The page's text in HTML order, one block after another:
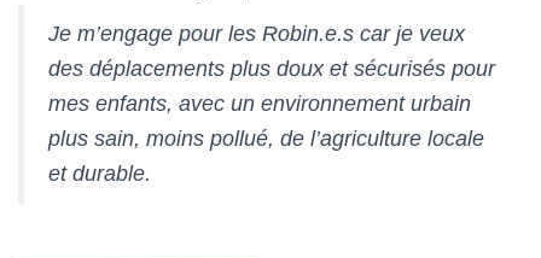
Je m’engage pour les Robin.e.s car je veux
des déplacements plus doux et sécurisés pour
mes enfants, avec un environnement urbain
plus sain, moins pollué, de l’agriculture locale
et durable.